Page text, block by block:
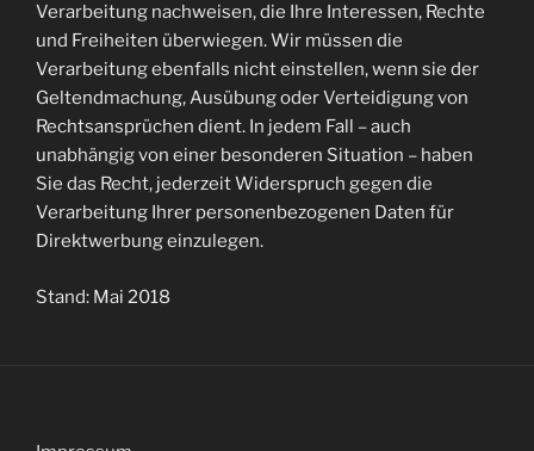
Verarbeitung nachweisen, die Ihre Interessen, Rechte
und Freiheiten überwiegen. Wir müssen die
Verarbeitung ebenfalls nicht einstellen, wenn sie der
Geltendmachung, Ausübung oder Verteidigung von
Rechtsansprüchen dient. In jedem Fall – auch
unabhängig von einer besonderen Situation – haben
Sie das Recht, jederzeit Widerspruch gegen die
Verarbeitung Ihrer personenbezogenen Daten für
Direktwerbung einzulegen.
Stand: Mai 2018